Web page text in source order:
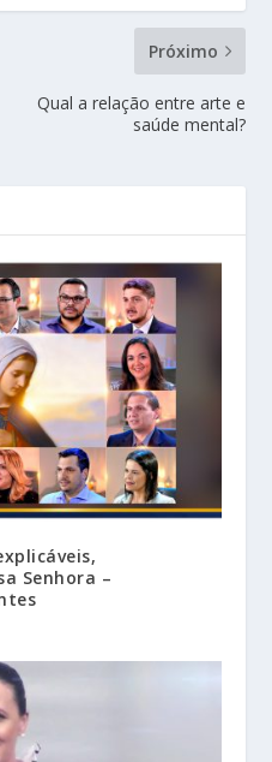
Próximo
Qual a relação entre arte e
saúde mental?
Senhora –